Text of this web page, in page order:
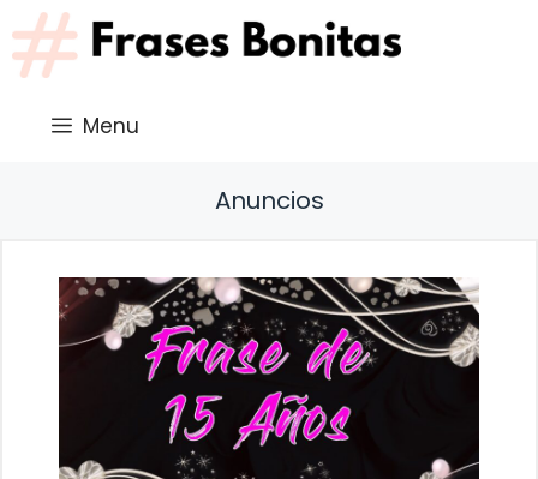
Saltar
al
contenido
Menu
Anuncios